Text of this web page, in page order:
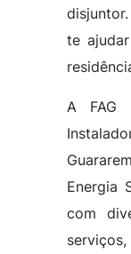
te
A FAG
Energia
com